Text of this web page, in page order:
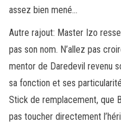
assez bien mené…
Autre rajout: Master Izo
pas son nom. N’allez pas
mentor de Daredevil revenu
sa fonction et ses
Stick de remplacement, que
pas toucher directement